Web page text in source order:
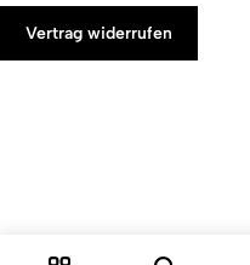
Vertrag widerrufen